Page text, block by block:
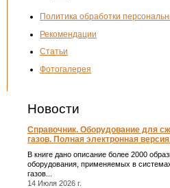
Политика обработки
Рекомендации
Статьи
Фотогалерея
Новости
Справочник. Оборудование для
газов. Полная электронная
В книге дано описание более 2000
оборудования, применяемых в
газов...
14 Июля 2026 г.